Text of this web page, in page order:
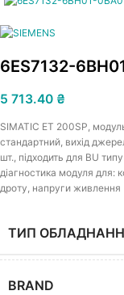
6ES7132-
5 713.40 ₴
SIMATIC ET 200SP,
стандартний, вихід
шт., підходить для BU
діагностика модуля для:
дроту, напруги живлення
ТИП
BRAND